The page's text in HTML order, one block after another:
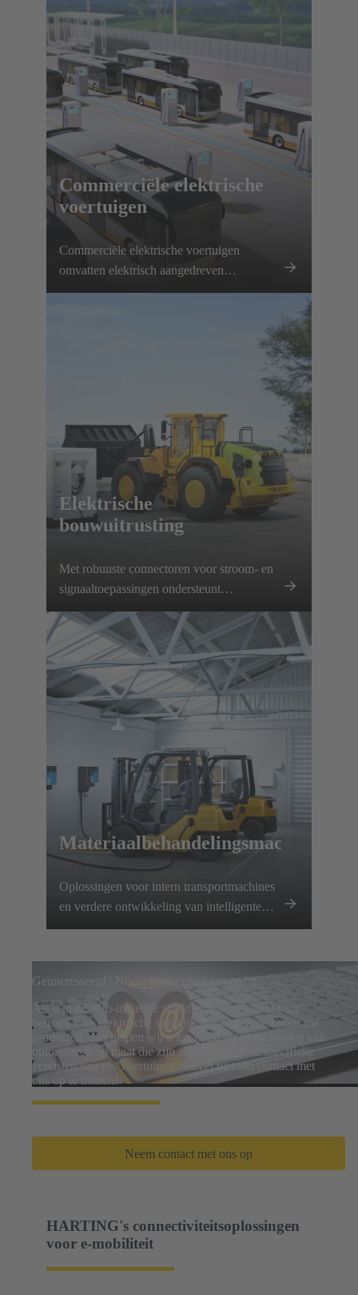
innovatieve verbindingsoplossingen.
Commerciële elektrische
voertuigen
Commerciële elektrische voertuigen
omvatten elektrisch aangedreven
vrachtwagens, bestelwagens en bussen.
uitgebreid aanbod aan laadinfrastructuur en
diverse voertuigcomponenten.
Elektrische
bouwuitrusting
Met robuuste connectoren voor stroom- en
signaaltoepassingen ondersteunt
HARTING deze ontwikkeling en draagt
het bij aan het koolstofvrij maken van de
bouwmachinesector.
Materiaalbehandelingsmachines
Oplossingen voor intern transportmachines
en verdere ontwikkeling van intelligente
laadsystemen
Geïnteresseerd? Neem contact met ons op!
Als u in de auto-industrie werkt en op zoek bent naar
betrouwbare elektrische verbindingsoplossingen voor uw
producten, dan helpen wij u graag bij het ontwikkelen van
oplossingen op maat die zijn afgestemd op de specifieke
vereisten van uw voertuigen. Aarzel niet om contact met
ons op te nemen!
Neem contact met ons op
HARTING's connectiviteitsoplossingen
voor e-mobiliteit